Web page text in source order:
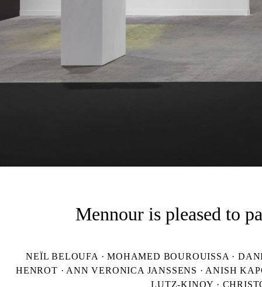
Mennour is pleased to
NEÏL BELOUFA · MOHAMED BOUROUISSA ·
HENROT · ANN VERONICA JANSSENS · ANISH
LUTZ-KINOY ·